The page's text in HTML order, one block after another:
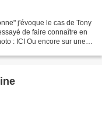
j'évoque le cas de Tony
de faire connaître en
: ICI Ou encore sur une